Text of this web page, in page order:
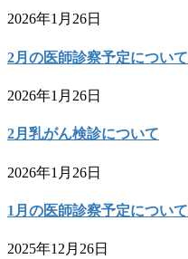
2026年1月26日
2月の医師診察予定について
2026年1月26日
2月乳がん検診について
2026年1月26日
1月の医師診察予定について
2025年12月26日